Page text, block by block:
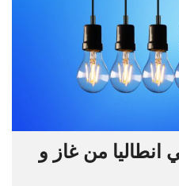
انطاليا من غاز و